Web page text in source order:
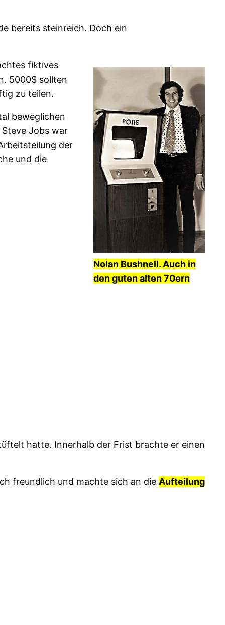
bereits steinreich. Doch ein
Nolan Bushnell. Auch in
den guten alten 70ern
fiktives
5000$ sollten
zu teilen.
beweglichen
Jobs war
der
und die
hatte. Innerhalb der Frist brachte er einen
freundlich und machte sich an die Aufteilung